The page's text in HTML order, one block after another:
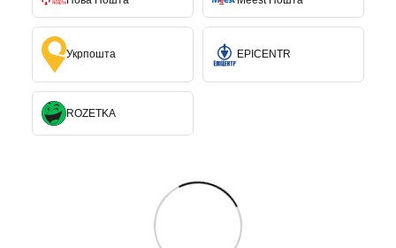
Укрпошта EPICENTR
ROZETKA